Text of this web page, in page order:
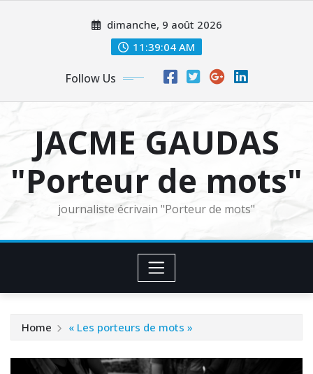
dimanche, 9 août 2026
11:39:05 AM
Follow Us
JACME GAUDAS
"Porteur de mots"
journaliste écrivain "Porteur de mots"
Home « Les porteurs de mots »